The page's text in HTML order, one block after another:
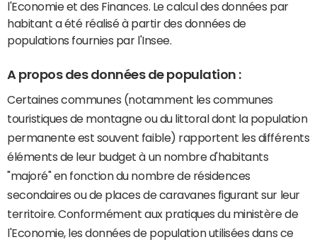
l'Economie et des Finances. Le calcul des données par
habitant a été réalisé à partir des données de
populations fournies par l'Insee.
A propos des données de population :
Certaines communes (notamment les communes
touristiques de montagne ou du littoral dont la population
permanente est souvent faible) rapportent les différents
éléments de leur budget à un nombre d'habitants
"majoré" en fonction du nombre de résidences
secondaires ou de places de caravanes figurant sur leur
territoire. Conformément aux pratiques du ministère de
l'Economie, les données de population utilisées dans ce